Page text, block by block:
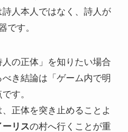
人本人ではなく、詩人が
です。
の正体」を知りたい場合
き結論は「ゲーム内で明
す。
正体を突き止めることよ
ーリスの村へ行くことが重